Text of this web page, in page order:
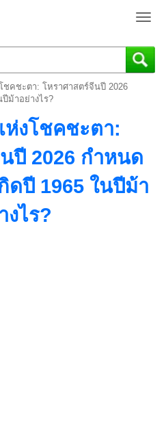
T
g
g
a
คชะตา: โหราศาสตร์จีนปี 2026
ม้าอย่างไร?
งโชคชะตา:
ปี 2026 กำหนด
ดปี 1965 ในปีม้า
งไร?